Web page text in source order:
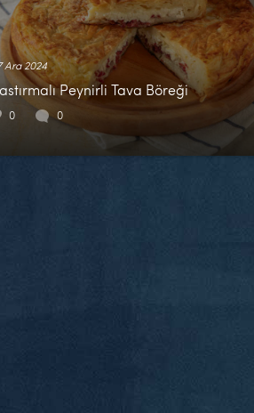
Ara 2024
Peynirli Tava Böreği
0 0